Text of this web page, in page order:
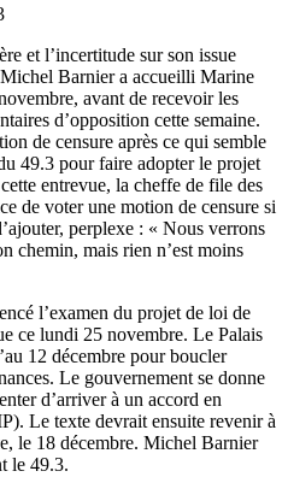
et l’incertitude sur son issue
Barnier a accueilli Marine
avant de recevoir les
d’opposition cette semaine.
de censure après ce qui semble
49.3 pour faire adopter le projet
entrevue, la cheffe de file des
de voter une motion de censure si
perplexe : « Nous verrons
chemin, mais rien n’est moins
l’examen du projet de loi de
ce lundi 25 novembre. Le Palais
12 décembre pour boucler
Le gouvernement se donne
d’arriver à un accord en
Le texte devrait ensuite revenir à
le 18 décembre. Michel Barnier
le 49.3.